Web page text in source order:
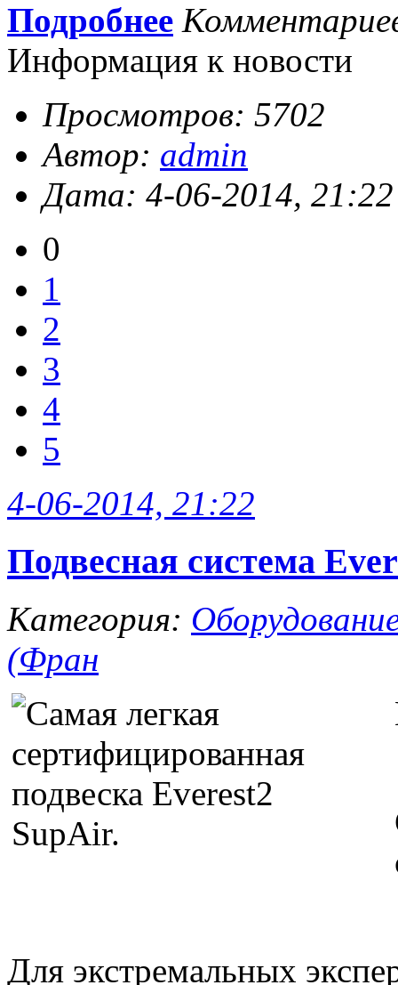
Подробнее
Информация к новости
Просмотров: 5702
Автор: admin
Дата: 4-06-2014, 21:22
0
1
2
3
4
5
4-06-2014, 21:22
Подвесная система
Категория:
(Фран
Для экстремальных